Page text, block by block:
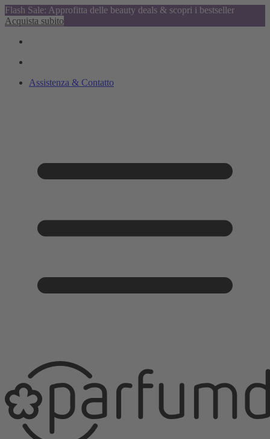
Flash Sale: Approfitta delle beauty deals & scopri i bestseller
Acquista subito
Assistenza & Contatto